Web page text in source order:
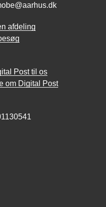
afdeling
Post til os
om Digital Post